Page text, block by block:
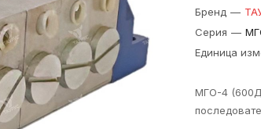
Бренд —
Серия —
Единица
МГО-4